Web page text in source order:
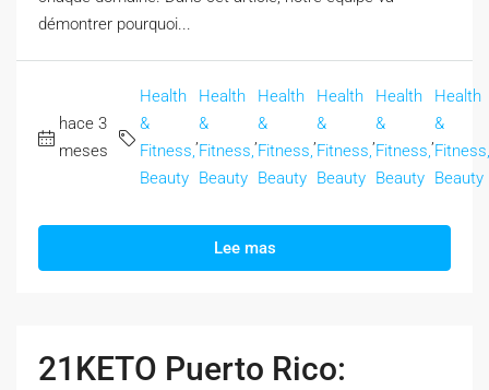
démontrer pourquoi...
hace 3
meses
Health
&
Fitness,
Beauty
Health
&
Fitness,
Beauty
Health
&
Fitness,
Beauty
Health
&
Fitness,
Beauty
Health
&
Fitness,
Beauty
Health
&
Fitness,
Beauty
Lee mas
21KETO Puerto Rico: